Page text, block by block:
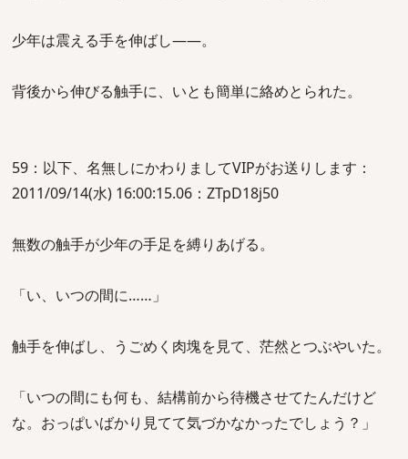
少年は震える手を伸ばし――。
背後から伸びる触手に、いとも簡単に絡めとられた。
59：以下、名無しにかわりましてVIPがお送りします：
2011/09/14(水) 16:00:15.06：ZTpD18j50
無数の触手が少年の手足を縛りあげる。
「い、いつの間に……」
触手を伸ばし、うごめく肉塊を見て、茫然とつぶやいた。
「いつの間にも何も、結構前から待機させてたんだけど
な。おっぱいばかり見てて気づかなかったでしょう？」